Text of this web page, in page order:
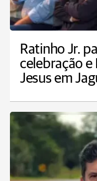
Ratinho Jr.
celebração e
Jesus em